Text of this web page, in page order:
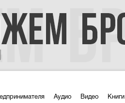
Аудио Видео Книги